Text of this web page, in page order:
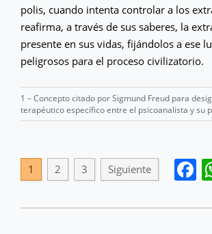
polis, cuando intenta controlar a los
reafirma, a través de sus saberes, la
presente en sus vidas, fijándolos a ese
peligrosos para el proceso civilizatorio.
1 – Concepto citado por Sigmund Freud para
terapéutico específico entre el psicoanalista y su
1 2 3 Siguiente